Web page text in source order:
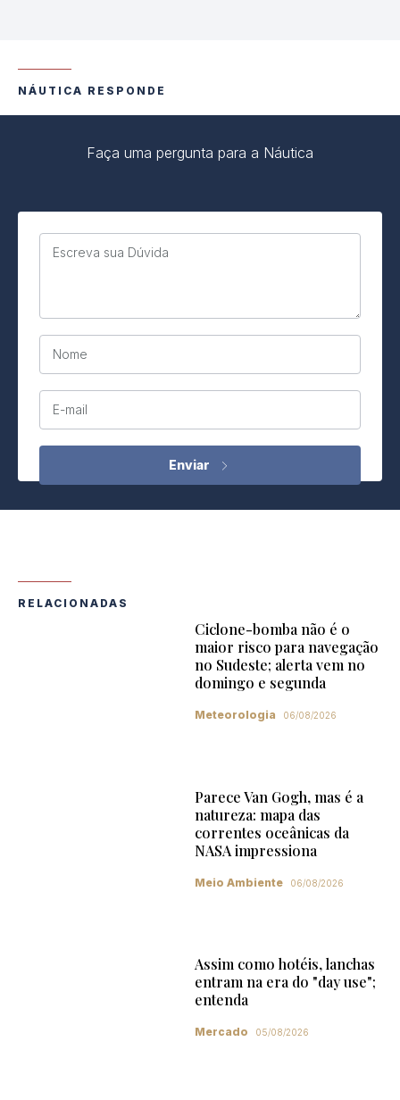
NÁUTICA RESPONDE
Faça uma pergunta para a Náutica
Escreva sua Dúvida
Nome
E-mail
RELACIONADAS
Ciclone-bomba não é o
maior risco para navegação
no Sudeste; alerta vem no
domingo e segunda
Meteorologia 06/08/2026
Parece Van Gogh, mas é a
natureza: mapa das
correntes oceânicas da
NASA impressiona
Meio Ambiente 06/08/2026
Assim como hotéis, lanchas
entram na era do "day use";
entenda
Mercado 05/08/2026